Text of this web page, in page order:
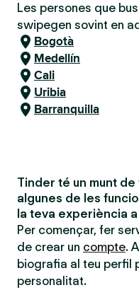
Les persones que
swipegen sovint en
Bogotà
Medellín
Cali
Uribia
Barranquilla
Tinder té un munt
algunes de les
la teva experiència
Per començar, fer
de crear un compte.
biografia al teu perfil
personalitat.